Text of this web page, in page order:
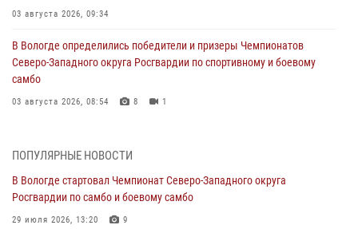
03 августа 2026, 09:34
В Вологде определились победители и призеры Чемпионатов
Северо-Западного округа Росгвардии по спортивному и боевому
самбо
03 августа 2026, 08:54 8 1
ОХРАНЫ РОСГВАРДИИ В ВОЛОГОДСКОЙ ОБЛАСТИ ЗАДЕРЖАНО 23
02 августа 2026, 10:37
Росгвардейцы в г. Соколе задержали несовершеннолетнего
ПОПУЛЯРНЫЕ НОВОСТИ
В Вологде стартовал Чемпионат Северо-Западного округа
Росгвардии по самбо и боевому самбо
29 июля 2026, 13:20 9